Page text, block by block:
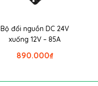
Bộ đổi nguồn DC 24V
xuống 12V – 85A
₫
890.000